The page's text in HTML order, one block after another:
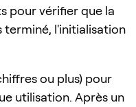
pour vérifier que la
l'initialisation
ou plus) pour
utilisation. Après un